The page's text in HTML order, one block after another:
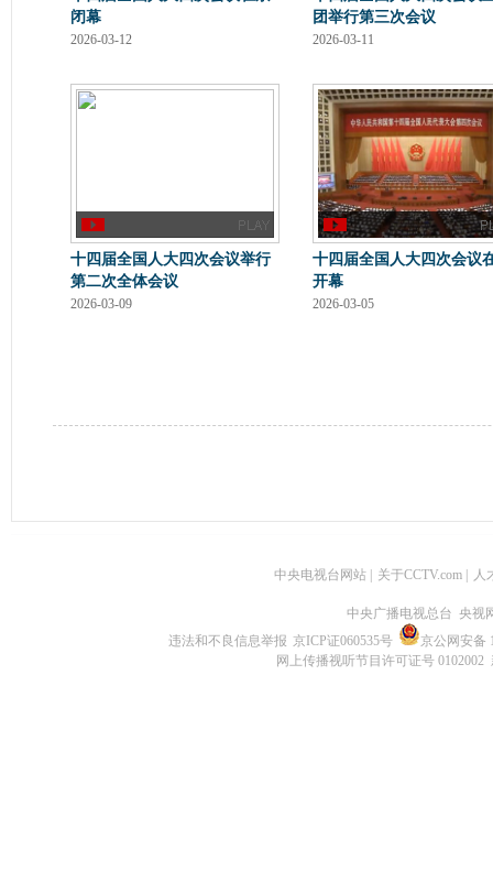
闭幕
2026-03-12
团举行第三次会议
2026-03-11
十四届全国人大四次会议举行
第二次全体会议
2026-03-09
十四届全国人大四次会议
开幕
2026-03-05
中央电视台网站 关于CCTV.com 人
中央广播电视总台 央视
违法和不良信息举报 京ICP证060535号
京公网安备
网上传播视听节目许可证号 0102002